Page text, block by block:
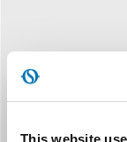
This website